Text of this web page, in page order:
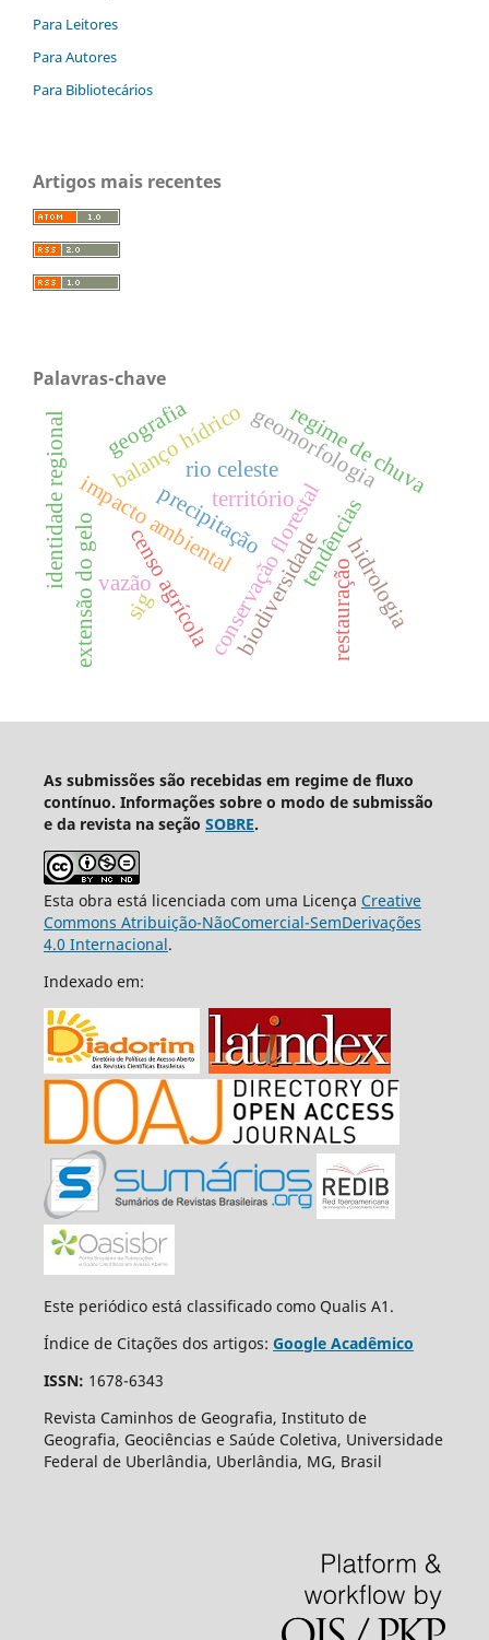
Para Leitores
Para Autores
Para Bibliotecários
Artigos mais recentes
Palavras-chave
conservação florestal
impacto ambiental
censo agrícolabiodiversidade
rio celeste
tendências
precipitação
vazão
balanço hídricogeomorfologia
hidrologia
regime de chuva
extensão do gelo
território
identidade regional
restauração
geografia
sig
As submissões são recebidas em regime de fluxo
contínuo. Informações sobre o modo de submissão
e da revista na seção SOBRE.
Esta obra está licenciada com uma Licença Creative
Commons Atribuição-NãoComercial-SemDerivações
4.0 Internacional.
Indexado em:
Este periódico está classificado como Qualis A1.
Índice de Citações dos artigos: Google Acadêmico
ISSN: 1678-6343
Revista Caminhos de Geografia, Instituto de
Geografia, Geociências e Saúde Coletiva, Universidade
Federal de Uberlândia, Uberlândia, MG, Brasil